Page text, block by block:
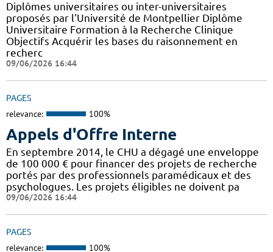
Diplômes universitaires ou inter-universitaires
proposés par l'Université de Montpellier Diplôme
Universitaire Formation à la Recherche Clinique
Objectifs Acquérir les bases du raisonnement en
recherc
09/06/2026 16:44
PAGES
relevance: 100%
Appels d'Offre Interne
En septembre 2014, le CHU a dégagé une enveloppe
de 100 000 € pour financer des projets de recherche
portés par des professionnels paramédicaux et des
psychologues. Les projets éligibles ne doivent pa
09/06/2026 16:44
PAGES
relevance: 100%